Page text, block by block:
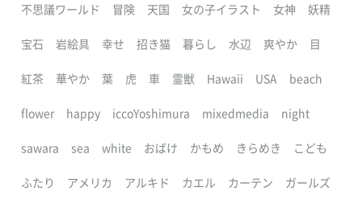
不思議ワールド 冒険 天国 女の子イラスト 女神 妖精
宝石 岩絵具 幸せ 招き猫 暮らし 水辺 爽やか 目
紅茶 華やか 葉 虎 車 霊獣 Hawaii USA beach
flower happy iccoYoshimura mixedmedia night
sawara sea white おばけ かもめ きらめき こども
ふたり アメリカ アルキド カエル カーテン ガールズ